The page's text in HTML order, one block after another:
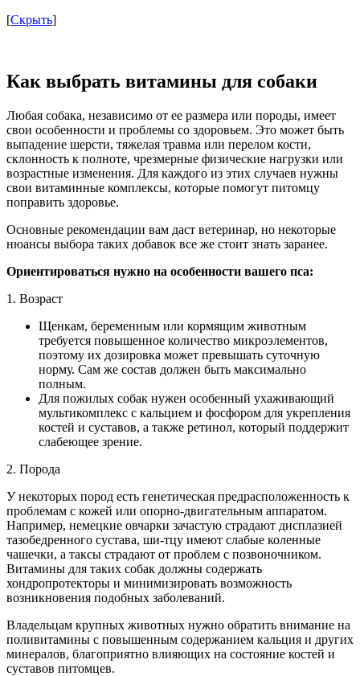
[Скрыть]
Как выбрать витамины для собаки
Любая собака, независимо от ее размера или породы, имеет
свои особенности и проблемы со здоровьем. Это может быть
выпадение шерсти, тяжелая травма или перелом кости,
склонность к полноте, чрезмерные физические нагрузки или
возрастные изменения. Для каждого из этих случаев нужны
свои витаминные комплексы, которые помогут питомцу
поправить здоровье.
Основные рекомендации вам даст ветеринар, но некоторые
нюансы выбора таких добавок все же стоит знать заранее.
Ориентироваться нужно на особенности вашего пса:
1. Возраст
Щенкам, беременным или кормящим животным
требуется повышенное количество микроэлементов,
поэтому их дозировка может превышать суточную
норму. Сам же состав должен быть максимально
полным.
Для пожилых собак нужен особенный ухаживающий
мультикомплекс с кальцием и фосфором для укрепления
костей и суставов, а также ретинол, который поддержит
слабеющее зрение.
2. Порода
У некоторых пород есть генетическая предрасположенность к
проблемам с кожей или опорно-двигательным аппаратом.
Например, немецкие овчарки зачастую страдают дисплазией
тазобедренного сустава, ши-тцу имеют слабые коленные
чашечки, а таксы страдают от проблем с позвоночником.
Витамины для таких собак должны содержать
хондропротекторы и минимизировать возможность
возникновения подобных заболеваний.
Владельцам крупных животных нужно обратить внимание на
поливитамины с повышенным содержанием кальция и других
минералов, благоприятно влияющих на состояние костей и
суставов питомцев.